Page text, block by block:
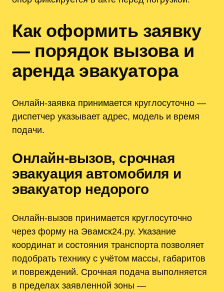
Как оформить заявку
— порядок вызова и
аренда эвакуатора
Онлайн‑заявка принимается круглосуточно —
диспетчер указывает адрес, модель и время
подачи.
Онлайн‑вызов, срочная
эвакуация автомобиля и
эвакуатор недорого
Онлайн‑вызов принимается круглосуточно
через форму на Эвамск24.ру. Указание
координат и состояния транспорта позволяет
подобрать технику с учётом массы, габаритов
и повреждений. Срочная подача выполняется
в пределах заявленной зоны —